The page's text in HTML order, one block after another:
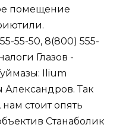
помещение
55-50, 8(800) 555-
Глазов -
Ilium
Александров. Так
стоит опять
Станаболик